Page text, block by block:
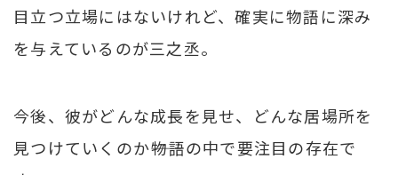
目立つ立場にはないけれど、確実に物語に深み
を与えているのが三之丞。
今後、彼がどんな成長を見せ、どんな居場所を
見つけていくのか――物語の中で要注目の存在で